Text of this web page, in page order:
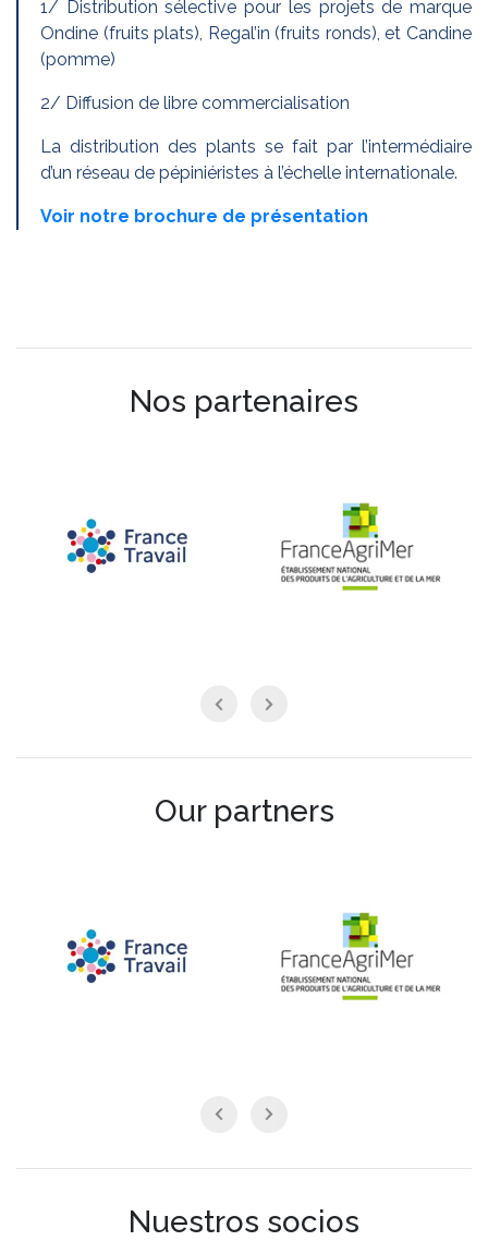
1/ Distribution sélective pour les projets de marque
Ondine (fruits plats), Regal’in (fruits ronds), et Candine
(pomme)
2/ Diffusion de libre commercialisation
La distribution des plants se fait par l’intermédiaire
d’un réseau de pépiniéristes à l’échelle internationale.
Voir notre brochure de présentation
Nos partenaires
Our partners
Nuestros socios